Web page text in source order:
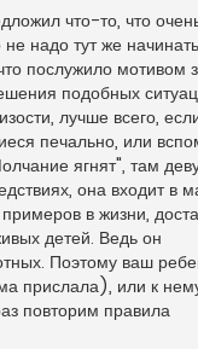
что-то, что
надо тут же начинать
послужило мотивом
подобных
лучше всего,
печально, или
ягнят", там
она входит в
в жизни,
детей. Ведь он
Поэтому ваш
прислала), или к
повторим правила